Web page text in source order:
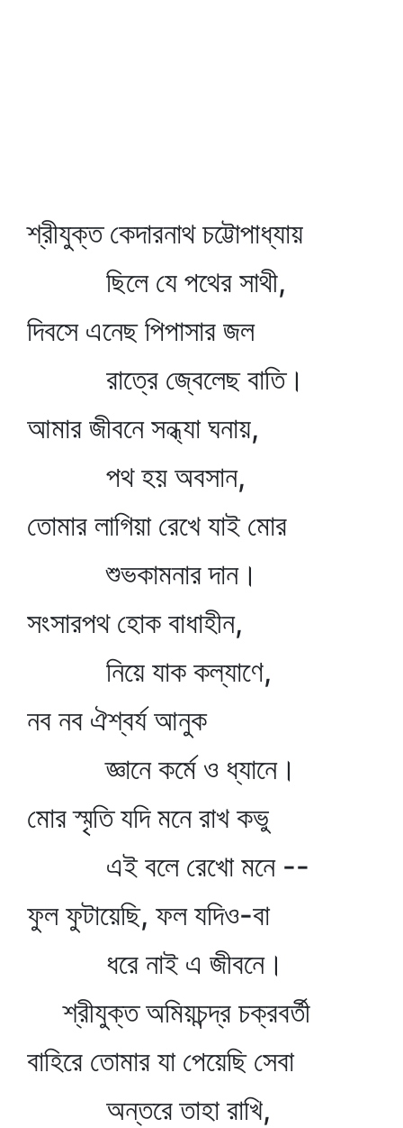
শ্রীযুক্ত কেদারনাথ চট্টোপাধ্যায়
ছিলে যে পথের সাথী,
দিবসে এনেছ পিপাসার জল
রাত্রে জ্বেলেছ বাতি।
আমার জীবনে সন্ধ্যা ঘনায়,
পথ হয় অবসান,
তোমার লাগিয়া রেখে যাই মোর
শুভকামনার দান।
সংসারপথ হোক বাধাহীন,
নিয়ে যাক কল্যাণে,
নব নব ঐশ্বর্য আনুক
জ্ঞানে কর্মে ও ধ্যানে।
মোর স্মৃতি যদি মনে রাখ কভু
এই বলে রেখো মনে --
ফুল ফুটায়েছি, ফল যদিও-বা
ধরে নাই এ জীবনে।
শ্রীযুক্ত অমিয়চন্দ্র চক্রবর্তী
বাহিরে তোমার যা পেয়েছি সেবা
অন্তরে তাহা রাখি,